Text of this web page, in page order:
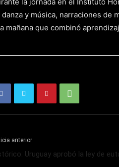
danza y música, narraciones de
mañana que combinó
anterior
Uruguay aprobó la ley de